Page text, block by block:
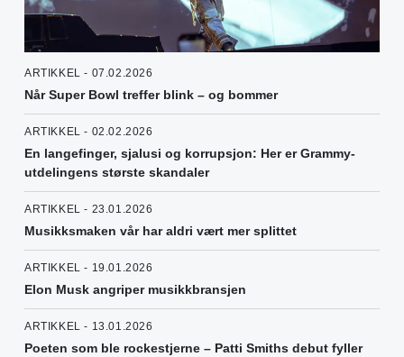
ARTIKKEL - 07.02.2026
Når Super Bowl treffer blink – og bommer
ARTIKKEL - 02.02.2026
En langefinger, sjalusi og korrupsjon: Her er Grammy-
utdelingens største skandaler
ARTIKKEL - 23.01.2026
Musikksmaken vår har aldri vært mer splittet
ARTIKKEL - 19.01.2026
Elon Musk angriper musikkbransjen
ARTIKKEL - 13.01.2026
Poeten som ble rockestjerne – Patti Smiths debut fyller